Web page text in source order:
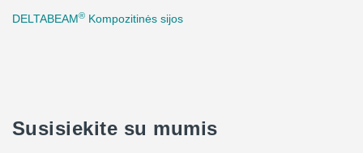
DELTABEAM® Kompozitinės sijos
Susisiekite su mumis